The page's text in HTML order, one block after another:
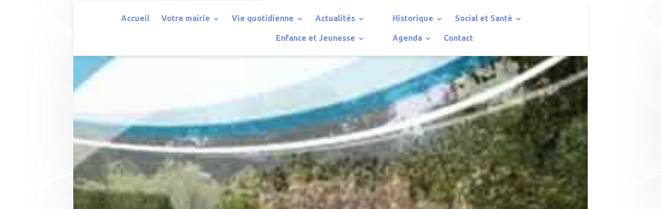
Accueil Votre mairie Vie quotidienne Actualités
Enfance et Jeunesse
Historique Social et Santé
Agenda Contact